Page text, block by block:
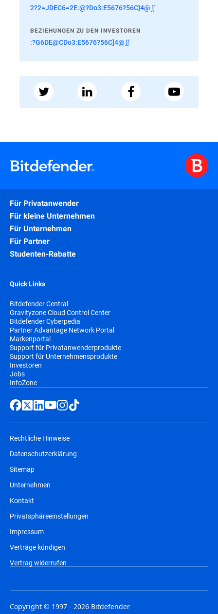
2?2=JDEC6=2E:@?Do3:E5676?56C]4@∬
BEZIEHUNGEN ZU DEN INVESTOREN
:?G6DE@CDo3:E5676?56C]4@∬
Für Privatanwender
Für kleine Unternehmen
Für Unternehmen
Für Partner
Studenten-Rabatte
Quick Links
Bitdefender Central
Gravityzone Cloud Control Center
Bitdefender Cyberpedia
Partner Advantage Network Portal
Markenportal
Support für Privatanwenderprodukte
Support für Unternehmensprodukte
Investoren
Jobs
InfoZone
Rechtliche Hinweise
Datenschutzerklärung
Sitemap
Unternehmen
Kontakt
Privatsphäreeinstellungen
Impressum
Verträge kündigen
Vertrag widerrufen
Copyright © 1997 - 2026 Bitdefender